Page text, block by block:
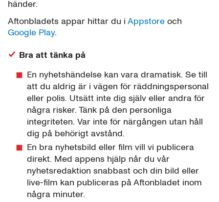
händer.
Aftonbladets appar hittar du i Appstore och
Google Play.
Bra att tänka på
En nyhetshändelse kan vara dramatisk. Se till
att du aldrig är i vägen för räddningspersonal
eller polis. Utsätt inte dig själv eller andra för
några risker. Tänk på den personliga
integriteten. Var inte för närgången utan håll
dig på behörigt avstånd.
En bra nyhetsbild eller film vill vi publicera
direkt. Med appens hjälp når du vår
nyhetsredaktion snabbast och din bild eller
live-film kan publiceras på Aftonbladet inom
några minuter.